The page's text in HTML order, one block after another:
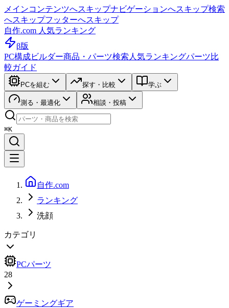
メインコンテンツへスキップナビゲーションへスキップ検索
へスキップフッターへスキップ
自作.com 人気ランキング
β版
PC構成ビルダー商品・パーツ検索 人気ランキングパーツ比
較ガイド
PCを組む 探す・比較 学ぶ
測る・最適化 相談・投稿
⌘K
自作.com
ランキング
洗顔
カテゴリ
PCパーツ
28
ゲーミングギア